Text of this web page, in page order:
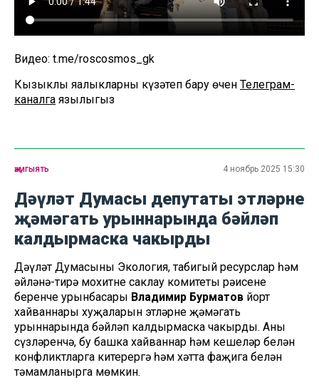
Видео: t.me/roscosmos_gk
Кызыклы яңалыкларны күзәтеп бару өчен Телеграм-
каналга язылыгыз
җәмгыять 4 ноябрь 2025 15:30
Дәүләт Думасы депутаты этләрне
җәмәгать урыннарында бәйләп
калдырмаска чакырды
Дәүләт Думасының Экология, табигый ресурслар һәм
әйләнә-тирә мохитне саклау комитеты рәисенең
беренче урынбасары Владимир Бурматов йорт
хайваннары хуҗаларын этләрне җәмәгать
урыннарында бәйләп калдырмаска чакырды. Аның
сүзләренчә, бу башка хайваннар һәм кешеләр белән
конфликтларга китерергә һәм хәтта фаҗига белән
тәмамланырга мөмкин.